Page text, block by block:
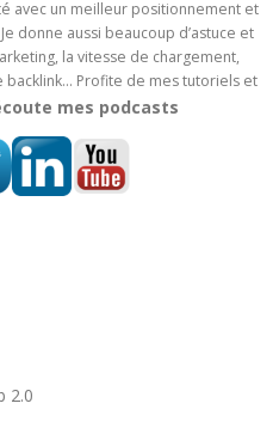
avec un meilleur positionnement et
donne aussi beaucoup d’astuce et
la vitesse de chargement,
backlink… Profite de mes tutoriels et
mes podcasts
2.0